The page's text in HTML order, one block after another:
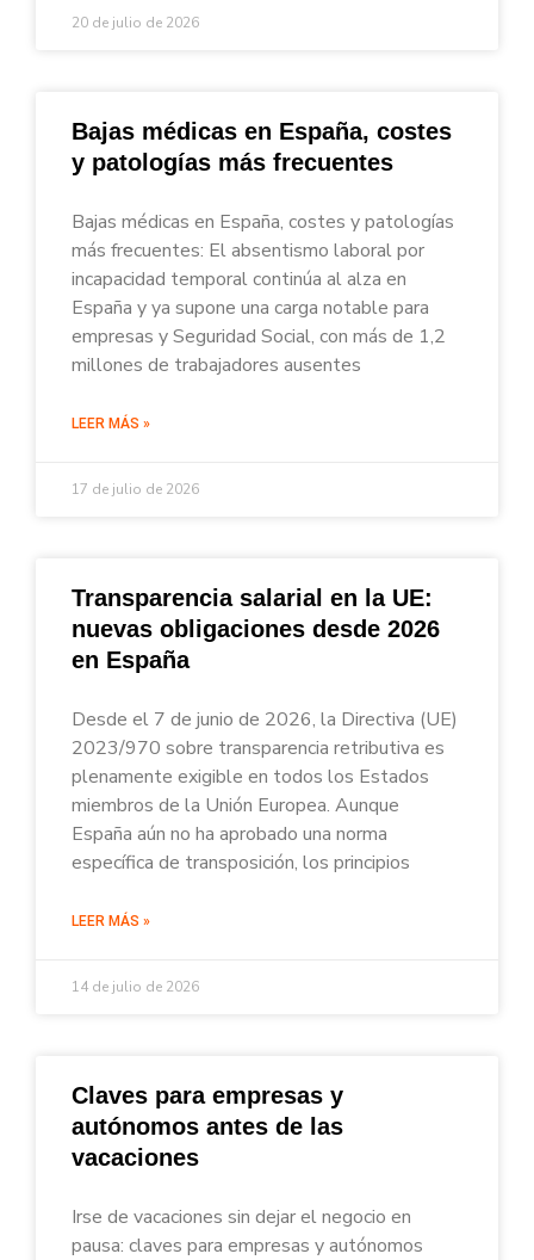
20 de julio de 2026
Bajas médicas en España, costes
y patologías más frecuentes
Bajas médicas en España, costes y patologías
más frecuentes: El absentismo laboral por
incapacidad temporal continúa al alza en
España y ya supone una carga notable para
empresas y Seguridad Social, con más de 1,2
millones de trabajadores ausentes
LEER MÁS »
17 de julio de 2026
Transparencia salarial en la UE:
nuevas obligaciones desde 2026
en España
Desde el 7 de junio de 2026, la Directiva (UE)
2023/970 sobre transparencia retributiva es
plenamente exigible en todos los Estados
miembros de la Unión Europea. Aunque
España aún no ha aprobado una norma
específica de transposición, los principios
LEER MÁS »
14 de julio de 2026
Claves para empresas y
autónomos antes de las
vacaciones
Irse de vacaciones sin dejar el negocio en
pausa: claves para empresas y autónomos